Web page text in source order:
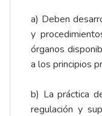
a) Deben
y
órganos
a los principios
b) La práctica
regulación y